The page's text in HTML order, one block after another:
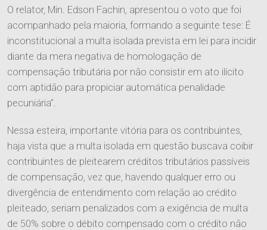
Família e Sucessões
Digital
Societário e M&A
Ver Todos
Entre em Contato
Trabalhe Conosco
O relator, Min. Edson Fachin, apresentou o voto que foi
acompanhado pela maioria, formando a seguinte tese: É
inconstitucional a multa isolada prevista em lei para incidir
diante da mera negativa de homologação de
compensação tributária por não consistir em ato ilícito
com aptidão para propiciar automática penalidade
pecuniária”.
Nessa esteira, importante vitória para os contribuintes,
haja vista que a multa isolada em questão buscava coibir
contribuintes de pleitearem créditos tributários passíveis
de compensação, vez que, havendo qualquer erro ou
divergência de entendimento com relação ao crédito
pleiteado, seriam penalizados com a exigência de multa
de 50% sobre o débito compensado com o crédito não